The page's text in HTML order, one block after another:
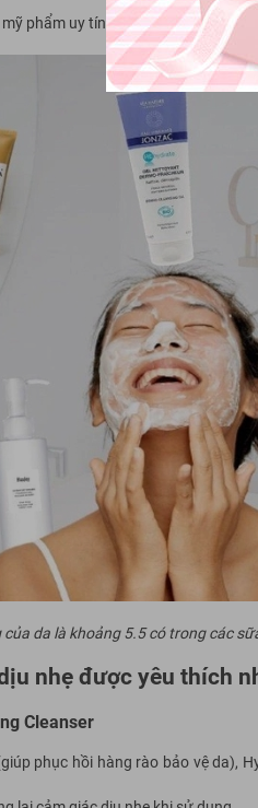
mỹ phẩm uy tín, có nguồn gốc rõ
da là khoảng 5.5 có trong các
nhẹ được yêu thích
Cleanser
phục hồi hàng rào bảo vệ da),